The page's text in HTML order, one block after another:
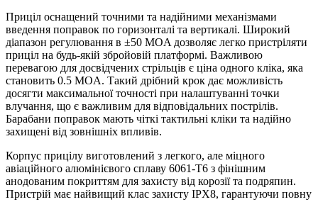
Приціл оснащений точними та надійними механізмами
введення поправок по горизонталі та вертикалі. Широкий
діапазон регулювання в ±50 MOA дозволяє легко пристріляти
приціл на будь-якій збройовій платформі. Важливою
перевагою для досвідчених стрільців є ціна одного кліка, яка
становить 0.5 MOA. Такий дрібний крок дає можливість
досягти максимальної точності при налаштуванні точки
влучання, що є важливим для відповідальних пострілів.
Барабани поправок мають чіткі тактильні кліки та надійно
захищені від зовнішніх впливів.
Корпус прицілу виготовлений з легкого, але міцного
авіаційного алюмінієвого сплаву 6061-T6 з фінішним
анодованим покриттям для захисту від корозії та подряпин.
Пристрій має найвищий клас захисту IPX8, гарантуючи повну